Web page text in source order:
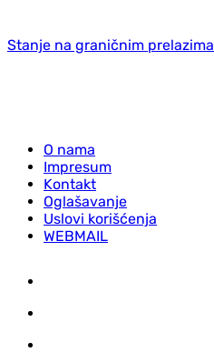
Stanje na graničnim prelazima
O nama
Impresum
Kontakt
Oglašavanje
Uslovi korišćenja
WEBMAIL